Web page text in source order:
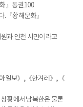
』 통권100
.『황해문화』
과 인천 시민이라고
일보》 ,《한겨레 》, 《
황에서 남북한은 물론